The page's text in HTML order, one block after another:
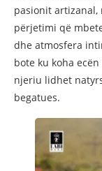
pasionit artizanal,
përjetimi që
dhe atmosfera
bote ku koha
njeriu lidhet
begatues.